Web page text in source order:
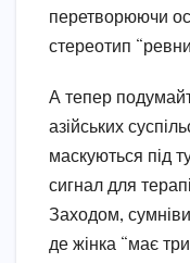
перетворюючи
стереотип
А тепер
азійських
маскуються під
сигнал для
Заходом,
де жінка “має